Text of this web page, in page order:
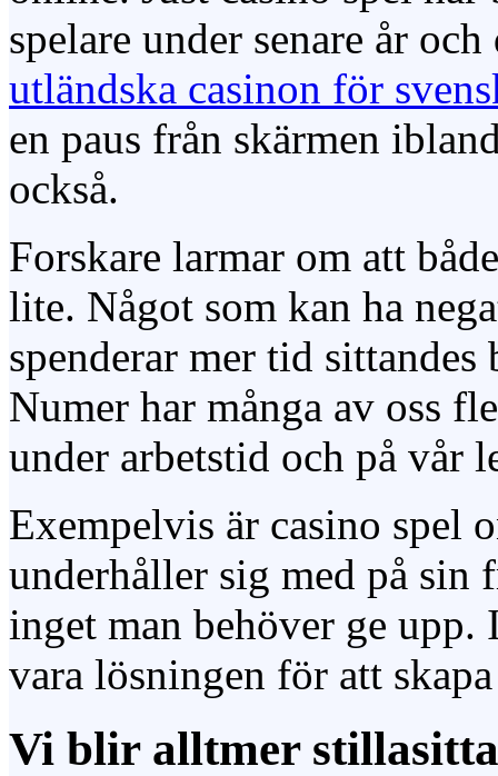
spelare under senare år
utländska casinon för
en paus från skärmen
också.
Forskare larmar om att
lite. Något som kan ha
spenderar mer tid
Numer har många av oss
under arbetstid och på vår
Exempelvis är casino spel
underhåller sig med på sin
inget man behöver ge
vara lösningen för att
Vi blir alltmer